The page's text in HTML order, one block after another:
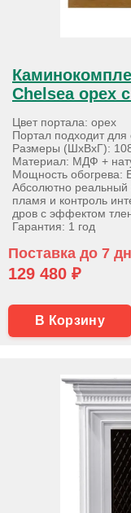
Chelsea орех
Цвет портала: орех
Портал подходит для
Размеры (ШхВхГ):
Материал: МДФ +
Мощность обогрева:
Абсолютно
пламя и контроль
дров с эффектом
Гарантия: 1 год
Поставка до 7
129 480 ₽
В Корзину